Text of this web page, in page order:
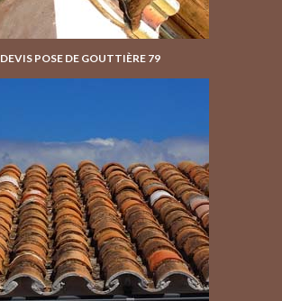
DEVIS POSE DE GOUTTIÈRE 79